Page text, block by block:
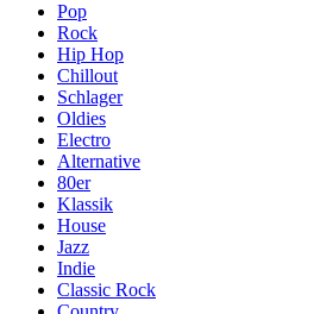
Pop
Rock
Hip Hop
Chillout
Schlager
Oldies
Electro
Alternative
80er
Klassik
House
Jazz
Indie
Classic Rock